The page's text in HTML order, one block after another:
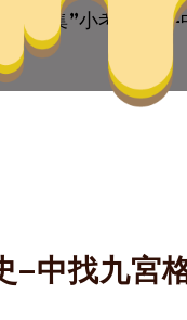
著作集”小考–文史–
–中找九宮